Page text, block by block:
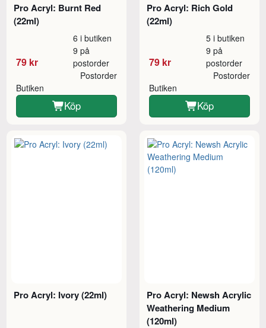
Pro Acryl: Burnt Red
(22ml)
79 kr
6 i butiken
9 på
postorder
Butiken
Postorder
Köp
Pro Acryl: Rich Gold
(22ml)
79 kr
5 i butiken
9 på
postorder
Butiken
Postorder
Köp
Pro Acryl: Ivory (22ml)
Pro Acryl: Newsh Acrylic
Weathering Medium
(120ml)